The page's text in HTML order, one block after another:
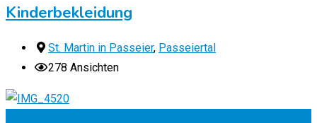
Kinderbekleidung
St. Martin in Passeier, Passeiertal
278 Ansichten